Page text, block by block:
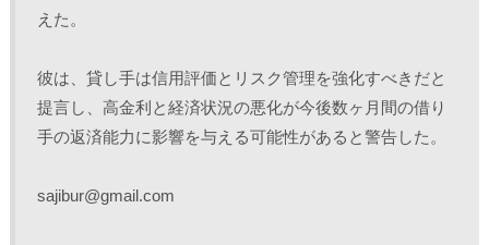
えた。
彼は、貸し手は信用評価とリスク管理を強化すべきだと
提言し、高金利と経済状況の悪化が今後数ヶ月間の借り
手の返済能力に影響を与える可能性があると警告した。
sajibur@gmail.com